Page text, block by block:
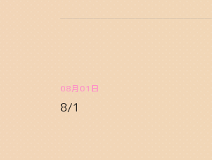
08月01日
8/1